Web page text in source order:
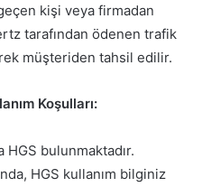
kişi veya firmadan
tarafından ödenen trafik
müşteriden tahsil edilir.
Koşulları:
HGS bulunmaktadır.
HGS kullanım bilginiz